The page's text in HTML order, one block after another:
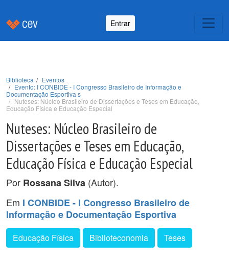
Entrar
Biblioteca
Eventos
Evento: I CONBIDE - I Congresso Brasileiro de Informação e
Documentação Esportiva s
Nuteses: Núcleo Brasileiro de Dissertações e Teses em Educação,
Educação Física e Educação Especial
Nuteses: Núcleo Brasileiro de
Dissertações e Teses em Educação,
Educação Física e Educação Especial
Por Rossana Silva (Autor).
Em I CONBIDE - I Congresso Brasileiro de
Informação e Documentação Esportiva
Educação Física Biblioteconomia Teses